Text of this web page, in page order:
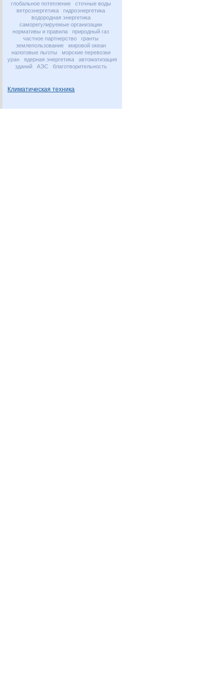
глобальное потепление
сточные воды
ветроэнергетика
гидроэнергетика
водородная энергетика
саморегулируемые организации
нормативы и правила
природный газ
частное партнерство
гранты
землепользование
мировой океан
налоговые льготы
морские перевозки
уран
ядерная энергетика
автоматизация
зданий
АЭС благотворительность
Климатическая техника